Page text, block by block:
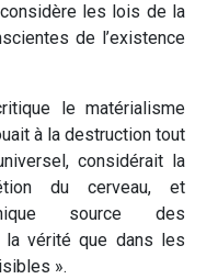
les lois de la
de l’existence
le matérialisme
à la destruction tout
considérait la
du cerveau, et
source des
la vérité que dans les
».